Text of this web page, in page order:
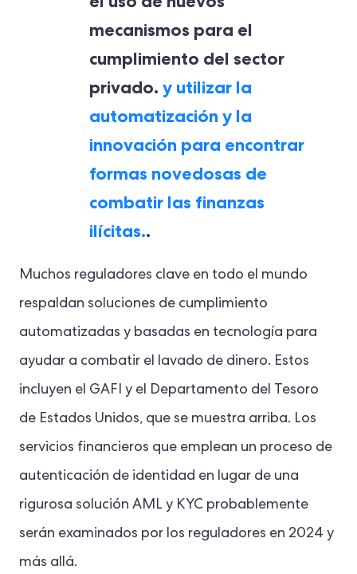
mecanismos para el
cumplimiento del sector
privado. y utilizar la
automatización y la
innovación para encontrar
formas novedosas de
combatir las finanzas
ilícitas..
Muchos reguladores clave en todo el mundo
respaldan soluciones de cumplimiento
automatizadas y basadas en tecnología para
ayudar a combatir el lavado de dinero. Estos
incluyen el GAFI y el Departamento del Tesoro
de Estados Unidos, que se muestra arriba. Los
servicios financieros que emplean un proceso de
autenticación de identidad en lugar de una
rigurosa solución AML y KYC probablemente
serán examinados por los reguladores en 2024 y
más allá.